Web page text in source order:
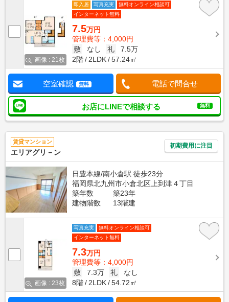
画像 : 21枚
即入居 写真充実
無料オンライン相談可
インターネット無料
7.5万円
管理費等：4,000円
敷
なし 礼
7.5万
2階
2LDK 57.24㎡
空室確認 無料 電話で問合せ
お店にLINEで相談する 無料
賃貸マンション
エリアグリ－ン
初期費用に注目
日豊本線/南小倉駅 徒歩23分
福岡県北九州市小倉北区上到津４丁目
築年数
築23年
建物階数
13階建
画像 : 23枚
写真充実
無料オンライン相談可
インターネット無料
7.3万円
管理費等：4,000円
敷
7.3万 礼
なし
8階
2LDK 54.72㎡